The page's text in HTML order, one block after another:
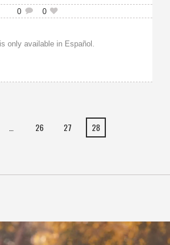
0 0
only available in Español.
26 27 28